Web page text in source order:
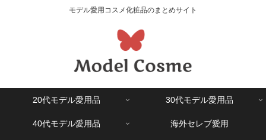
モデル愛用コスメ化粧品のまとめサイト
20代モデル愛用品 30代モデル愛用品
40代モデル愛用品 海外セレブ愛用